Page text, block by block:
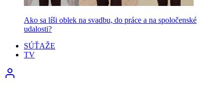
Ako sa líši oblek na svadbu, do práce a na spoločenské
udalosti?
SÚŤAŽE
TV